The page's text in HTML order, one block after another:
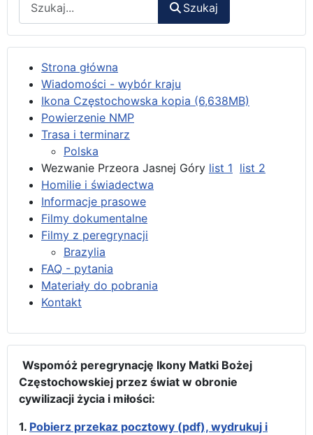
Szukaj
Strona główna
Wiadomości - wybór kraju
Ikona Częstochowska kopia (6,638MB)
Powierzenie NMP
Trasa i terminarz
Polska
Wezwanie Przeora Jasnej Góry list 1 list 2
Homilie i świadectwa
Informacje prasowe
Filmy dokumentalne
Filmy z peregrynacji
Brazylia
FAQ - pytania
Materiały do pobrania
Kontakt
Wspomóż peregrynację Ikony Matki Bożej
Częstochowskiej przez świat w obronie
cywilizacji życia i miłości:
1. Pobierz przekaz pocztowy (pdf), wydrukuj i